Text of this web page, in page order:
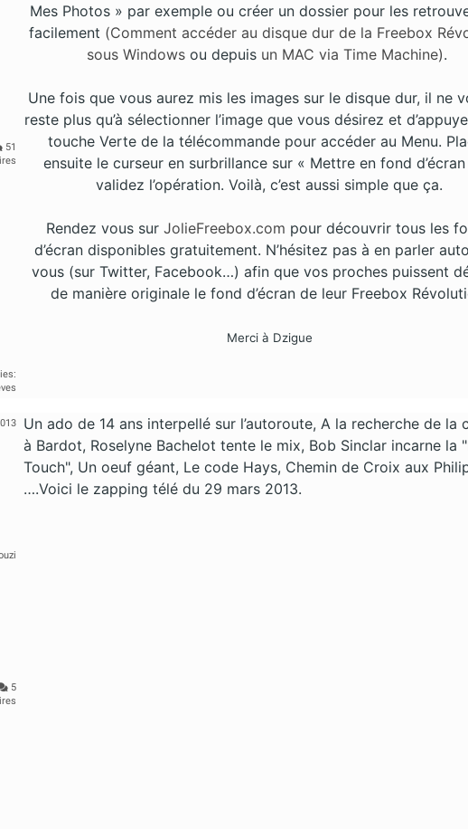
51
Mes Photos » par exemple ou créer un dossier pour les
facilement (Comment accéder au disque dur de la Freebox
sous Windows ou depuis un MAC via Time Machine).
Une fois que vous aurez mis les images sur le disque dur, il ne
reste plus qu’à sélectionner l’image que vous désirez et
touche Verte de la télécommande pour accéder au Menu.
ensuite le curseur en surbrillance sur « Mettre en fond
validez l’opération. Voilà, c’est aussi simple que ça.
Rendez vous sur JolieFreebox.com pour découvrir tous les
d’écran disponibles gratuitement. N’hésitez pas à en parler
vous (sur Twitter, Facebook…) afin que vos proches puissent
de manière originale le fond d’écran de leur Freebox
Merci à Dzigue
5
Un ado de 14 ans interpellé sur l’autoroute, A la recherche de la
à Bardot, Roselyne Bachelot tente le mix, Bob Sinclar incarne la
Touch", Un oeuf géant, Le code Hays, Chemin de Croix aux
….Voici le zapping télé du 29 mars 2013.